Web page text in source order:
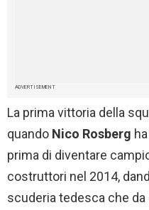
ADVERTISEMENT
La prima vittoria della
quando Nico Rosberg
prima di diventare
costruttori nel 2014,
scuderia tedesca che